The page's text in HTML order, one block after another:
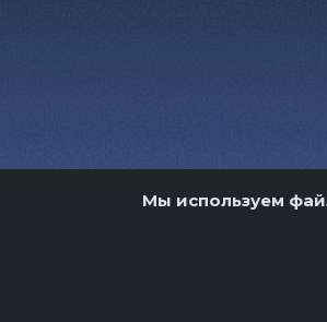
Мы используем